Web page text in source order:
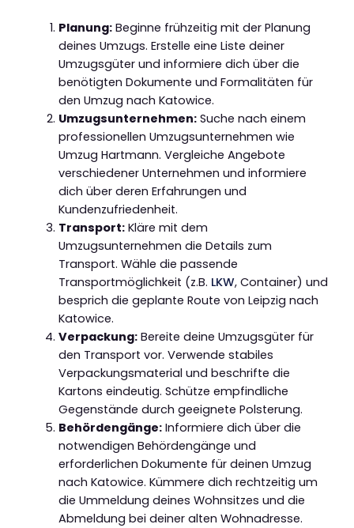
Planung:Beginne frühzeitig mit der Planung
deines Umzugs. Erstelle eine Liste deiner
Umzugsgüter und informiere dich über die
benötigten Dokumente und Formalitäten für
den Umzug nach Katowice.
Umzugsunternehmen:Suche nach einem
professionellen Umzugsunternehmen wie
Umzug Hartmann. Vergleiche Angebote
verschiedener Unternehmen und informiere
dich über deren Erfahrungen und
Kundenzufriedenheit.
Transport:Kläre mit dem
Umzugsunternehmen die Details zum
Transport. Wähle die passende
Transportmöglichkeit (z.B. LKW, Container) und
besprich die geplante Route von Leipzig nach
Katowice.
Verpackung:Bereite deine Umzugsgüter für
den Transport vor. Verwende stabiles
Verpackungsmaterial und beschrifte die
Kartons eindeutig. Schütze empfindliche
Gegenstände durch geeignete Polsterung.
Behördengänge:Informiere dich über die
notwendigen Behördengänge und
erforderlichen Dokumente für deinen Umzug
nach Katowice. Kümmere dich rechtzeitig um
die Ummeldung deines Wohnsitzes und die
Abmeldung bei deiner alten Wohnadresse.